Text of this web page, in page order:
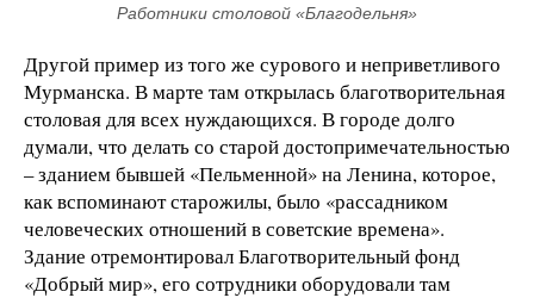
Работники столовой «Благодельня»
Другой пример из того же сурового и неприветливого
Мурманска. В марте там открылась благотворительная
столовая для всех нуждающихся. В городе долго
думали, что делать со старой достопримечательностью
– зданием бывшей «Пельменной» на Ленина, которое,
как вспоминают старожилы, было «рассадником
человеческих отношений в советские времена».
Здание отремонтировал Благотворительный фонд
«Добрый мир», его сотрудники оборудовали там